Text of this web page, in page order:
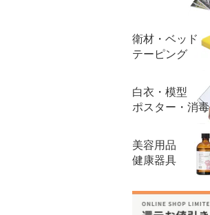
衛材・ベッド
テーピング
白衣・模型
ポスター・消毒
美容用品
健康器具